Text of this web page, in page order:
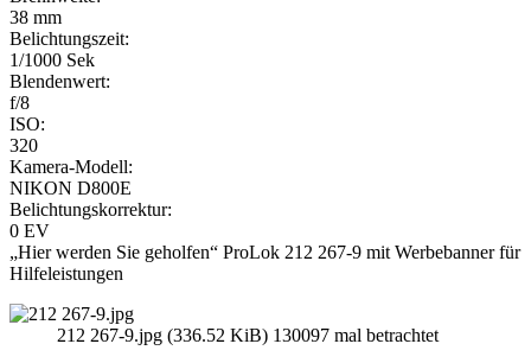
38 mm
Belichtungszeit:
1/1000 Sek
Blendenwert:
f/8
ISO:
320
Kamera-Modell:
NIKON D800E
Belichtungskorrektur:
0 EV
„Hier werden Sie geholfen“ ProLok 212 267-9 mit Werbebanner für
Hilfeleistungen
212 267-9.jpg (336.52 KiB) 130097 mal betrachtet